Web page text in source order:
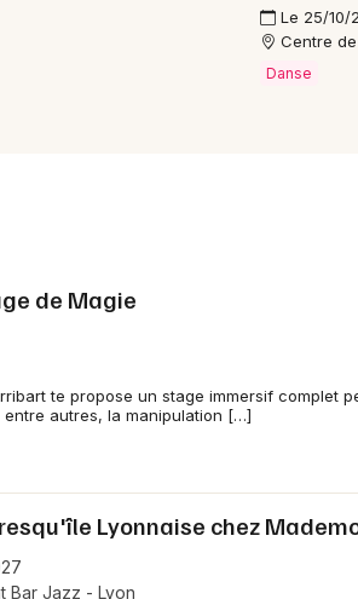
Le 25/10/
Centre
Danse
de Magie
te propose un stage immersif complet
autres, la manipulation […]
Lyonnaise chez
Bar Jazz - Lyon